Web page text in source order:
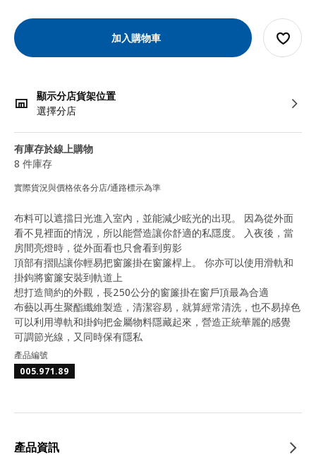
加入購物車
顯示分店貨架位置
選擇分店
有庫存於線上購物
8 件庫存
實際貨況與價格依各分店/通路標示為準
布料可以遮擋日光進入室內，並能減少眩光的出現。 因為從外面
看不見裡面的情況，所以能營造讓你舒適的私隱度。 入夜後，當
房間亮燈時，從外面看也只會看到剪影
頂部有摺貼讓你輕易把窗簾掛在窗簾桿上。 你亦可以使用滑軌和
掛鉤將窗簾安裝到軌道上
想打造簡約的外觀，長250公分的窗簾掛在窗戶頂最為合適
布藝以再生聚酯纖維製造，清潔容易，就算經常清洗，也不易掉色
可以利用導軌和掛鉤把金屬物料隱藏起來，營造正統華麗的感覺
可調節光線，又同時保有隱私
產品編號
005.971.89
產品資訊